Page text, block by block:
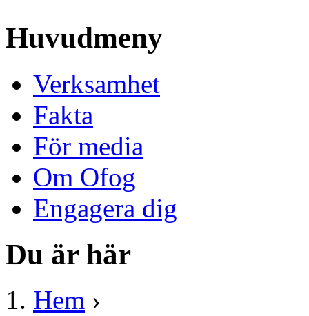
Huvudmeny
Verksamhet
Fakta
För media
Om Ofog
Engagera dig
Du är här
Hem ›